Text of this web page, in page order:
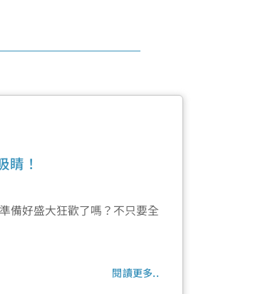
睛！
備好盛大狂歡了嗎？不只要全
閱讀更多..